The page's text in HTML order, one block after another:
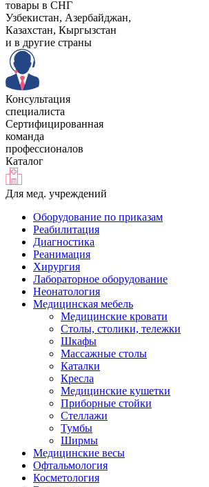
товары в СНГ
Узбекистан, Aзербайджан,
Казахстан, Кыргызстан
и в другие страны
Консультация
специалиста
Сертифицированная
команда
профессионалов
Каталог
Для мед. учреждений
Оборудование по приказам
Реабилитация
Диагностика
Реанимация
Хирургия
Лабораторное оборудование
Неонатология
Медицинская мебель
Медицинские кровати
Столы, столики, тележки
Шкафы
Массажные столы
Каталки
Кресла
Медицинские кушетки
Приборные стойки
Стеллажи
Тумбы
Ширмы
Медицинские весы
Офтальмология
Косметология